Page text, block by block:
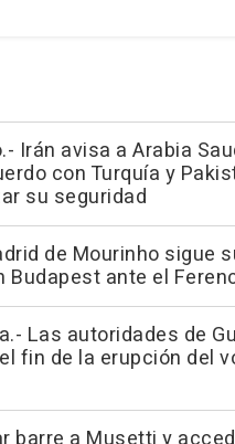
Irán avisa a Arabia
con Turquía y
su seguridad
de Mourinho sigue
Budapest ante el
Las autoridades de
fin de la erupción del